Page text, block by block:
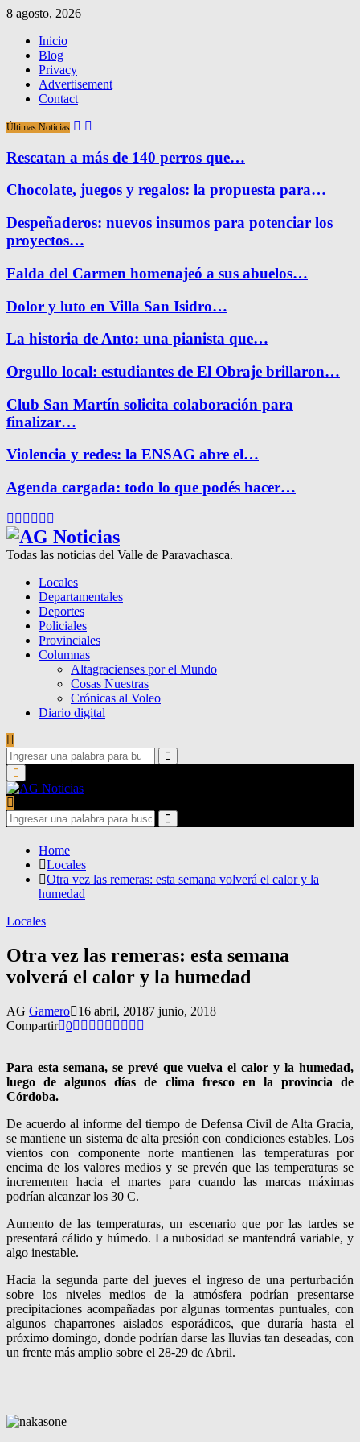
8 agosto, 2026
Inicio
Blog
Privacy
Advertisement
Contact
Últimas Noticias
Rescatan a más de 140 perros que…
Chocolate, juegos y regalos: la propuesta para…
Despeñaderos: nuevos insumos para potenciar los
proyectos…
Falda del Carmen homenajeó a sus abuelos…
Dolor y luto en Villa San Isidro…
La historia de Anto: una pianista que…
Orgullo local: estudiantes de El Obraje brillaron…
Club San Martín solicita colaboración para
finalizar…
Violencia y redes: la ENSAG abre el…
Agenda cargada: todo lo que podés hacer…
Facebook
Twitter
Instagram
Pinterest
Google
Todas las noticias del Valle de Paravachasca.
Locales
Departamentales
Deportes
Policiales
Provinciales
Columnas
Altagracienses por el Mundo
Cosas Nuestras
Crónicas al Voleo
Diario digital
Search
for:
Search
Primary
Menu
Search
for:
Search
Home
Locales
Otra vez las remeras: esta semana volverá el calor y la
humedad
Locales
Otra vez las remeras: esta semana
volverá el calor y la humedad
AG Gamero 16 abril, 20187 junio, 2018
Compartir 0
Para esta semana, se prevé que vuelva el calor y la humedad,
luego de algunos días de clima fresco en la provincia de
Córdoba.
De acuerdo al informe del tiempo de Defensa Civil de Alta Gracia,
se mantiene un sistema de alta presión con condiciones estables. Los
vientos con componente norte mantienen las temperaturas por
encima de los valores medios y se prevén que las temperaturas se
incrementen hacia el martes para cuando las marcas máximas
podrían alcanzar los 30 C.
Aumento de las temperaturas, un escenario que por las tardes se
presentará cálido y húmedo. La nubosidad se mantendrá variable, y
algo inestable.
Hacia la segunda parte del jueves el ingreso de una perturbación
sobre los niveles medios de la atmósfera podrían presentarse
precipitaciones acompañadas por algunas tormentas puntuales, con
algunos chaparrones aislados esporádicos, que duraría hasta el
próximo domingo, donde podrían darse las lluvias tan deseadas, con
un frente más amplio sobre el 28-29 de Abril.